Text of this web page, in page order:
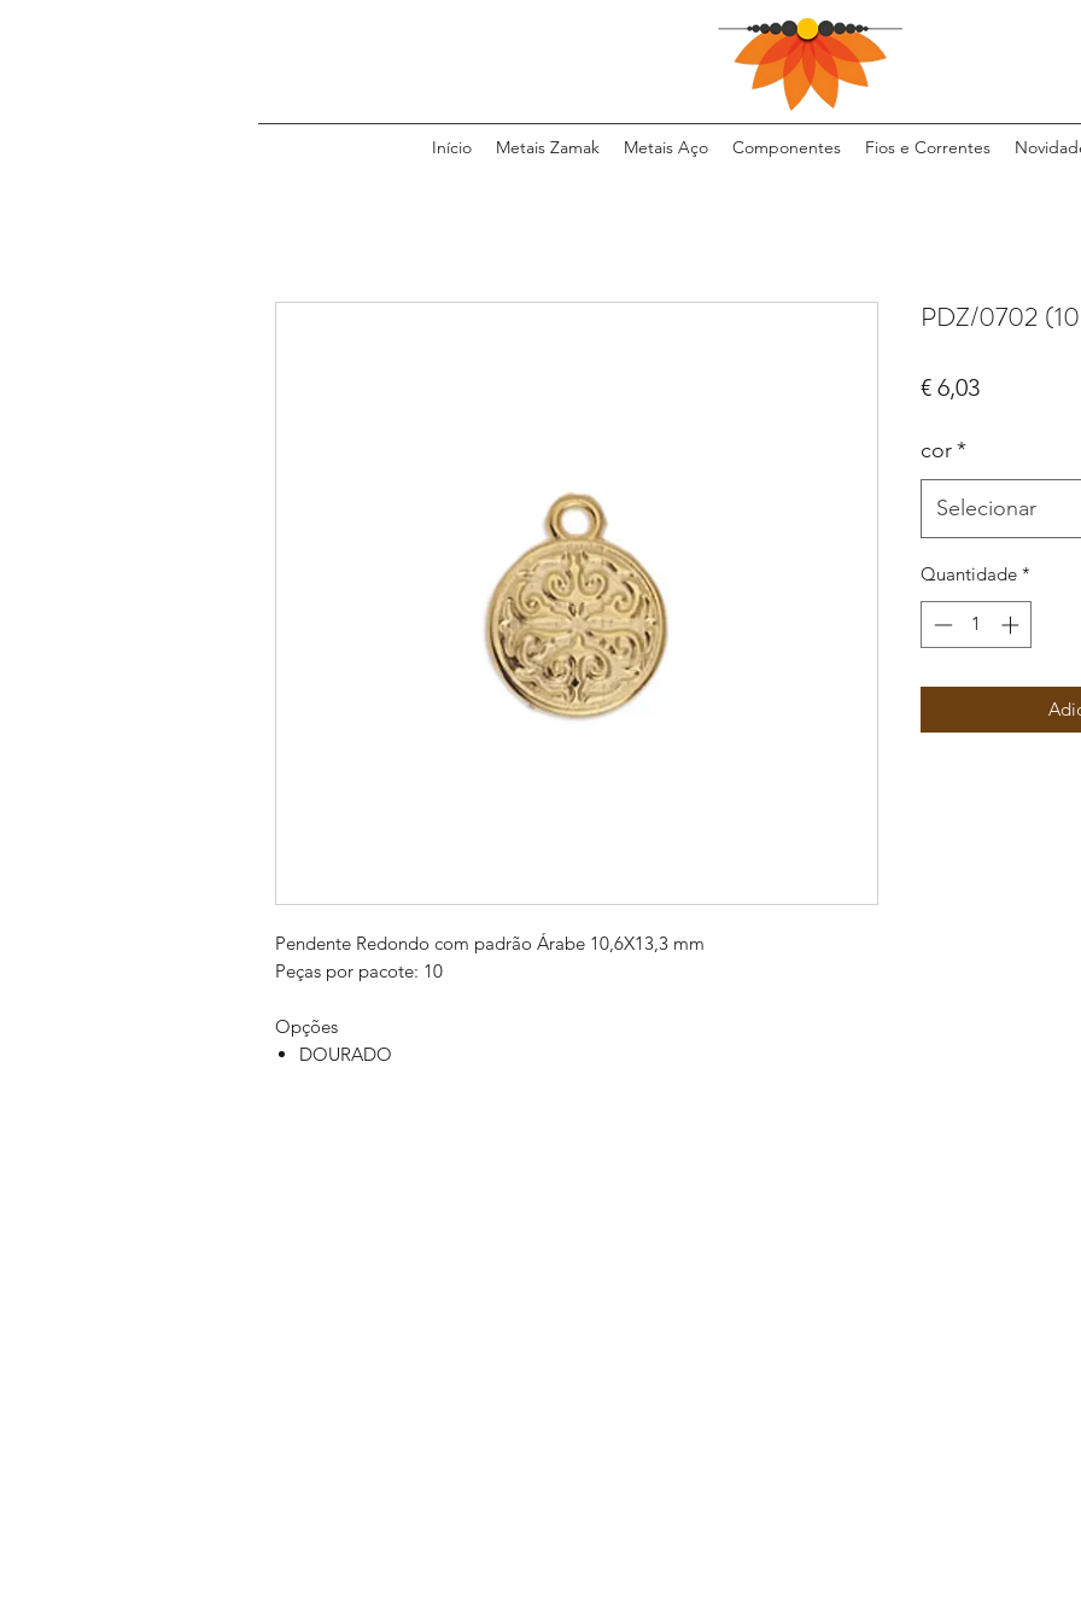
Início Metais Zamak Metais Aço Componentes Fios e Correntes
Pendente Redondo com padrão Árabe 10,6X13,3 mm
Peças por pacote: 10
Opções
DOURADO
PDZ/0702
€ 6,03Preço
cor*
Selecionar
Quantidade *